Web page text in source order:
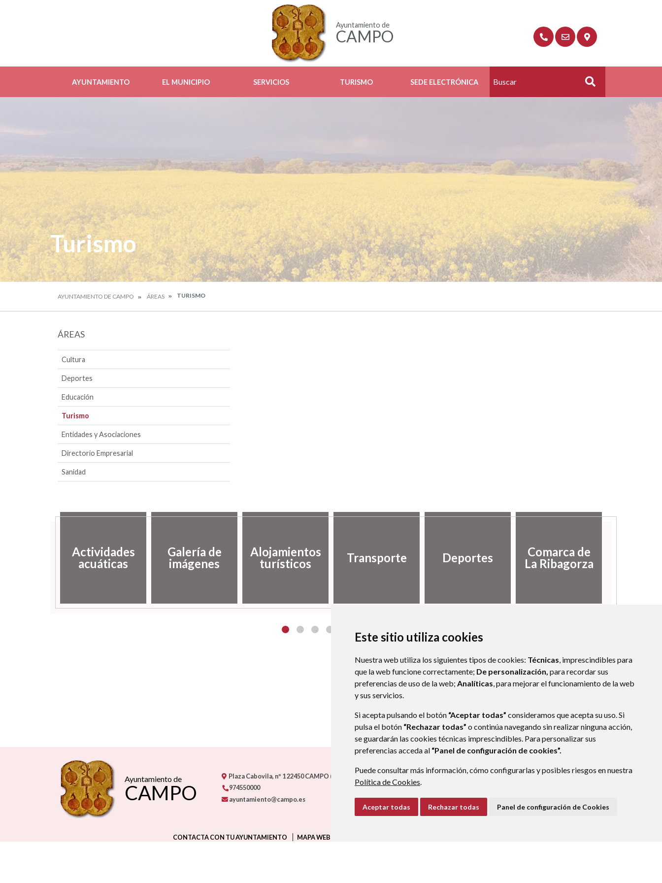
Este sitio utiliza cookies
Nuestra web utiliza los siguientes tipos de cookies: Técnicas, imprescindibles para
que la web funcione correctamente; De personalización, para recordar sus
preferencias de uso de la web; Analíticas, para mejorar el funcionamiento de la web
y sus servicios.
Si acepta pulsando el botón “Aceptar todas” consideramos que acepta su uso. Si
pulsa el botón “Rechazar todas” o continúa navegando sin realizar ninguna acción,
se guardarán las cookies técnicas imprescindibles. Para personalizar sus
preferencias acceda al “Panel de configuración de cookies”.
Puede consultar más información, cómo configurarlas y posibles riesgos en nuestra
Política de Cookies.
Aceptar todas Rechazar todas Panel de configuración de Cookies
Ayuntamiento de
CAMPO
AYUNTAMIENTO EL MUNICIPIO SERVICIOS TURISMO SEDE ELECTRÓNICA Buscar
Turismo
AYUNTAMIENTO DE CAMPO ÁREAS TURISMO
ÁREAS
Cultura
Deportes
Educación
Turismo
Entidades y Asociaciones
Directorio Empresarial
Sanidad
Actividades
acuáticas
Galería de
imágenes
Alojamientos
turísticos
Transporte Deportes
Comarca de
La Ribagorza
Ayuntamiento de
CAMPO
Plaza Cabovila, nº 122450CAMPO (HUESCA)
974550000
ayuntamiento@campo.es
CONTACTA CON TU AYUNTAMIENTO MAPA WEB